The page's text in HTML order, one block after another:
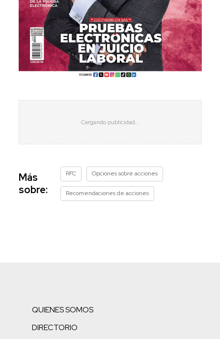
Más
sobre:
RFC Opciones sobre acciones
Recomendaciones de acciones
QUIENES SOMOS
DIRECTORIO